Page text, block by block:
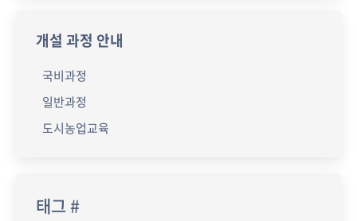
개설 과정 안내
국비과정
일반과정
도시농업교육
태그 #